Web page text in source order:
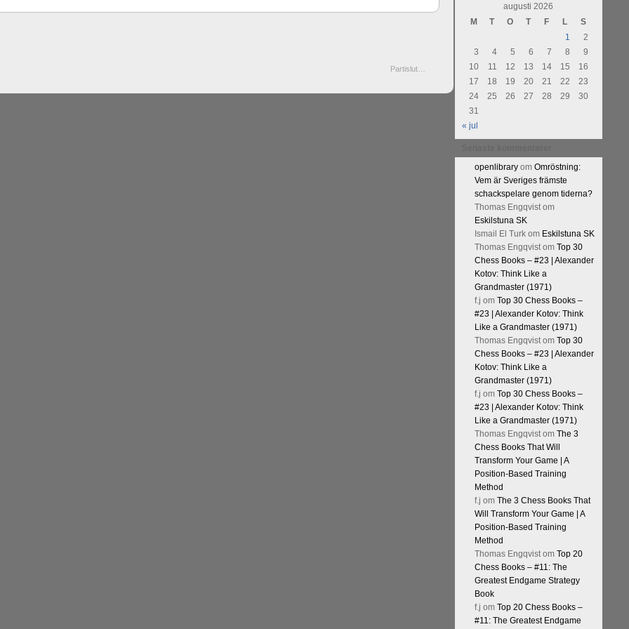
Partislut…
augusti 2026
M
T O T F L
S
1
2
3
4 5 6 7 8
9
10
11 12 13 14 15
16
17
18 19 20 21 22
23
24
25 26 27 28 29
30
31
« jul
openlibraryom Omröstning:
Vem är Sveriges främste
schackspelare genom tiderna?
Thomas Engqvistom
Eskilstuna SK
Ismail El Turkom Eskilstuna SK
Thomas Engqvistom Top 30
Chess Books – #23 | Alexander
Kotov: Think Like a
Grandmaster (1971)
f.j om Top 30 Chess Books –
#23 | Alexander Kotov: Think
Like a Grandmaster (1971)
Thomas Engqvistom Top 30
Chess Books – #23 | Alexander
Kotov: Think Like a
Grandmaster (1971)
f.j om Top 30 Chess Books –
#23 | Alexander Kotov: Think
Like a Grandmaster (1971)
Thomas Engqvistom The 3
Chess Books That Will
Transform Your Game | A
Position-Based Training
Method
f.j om The 3 Chess Books That
Will Transform Your Game | A
Position-Based Training
Method
Thomas Engqvistom Top 20
Chess Books – #11: The
Greatest Endgame Strategy
Book
f.j om Top 20 Chess Books –
#11: The Greatest Endgame